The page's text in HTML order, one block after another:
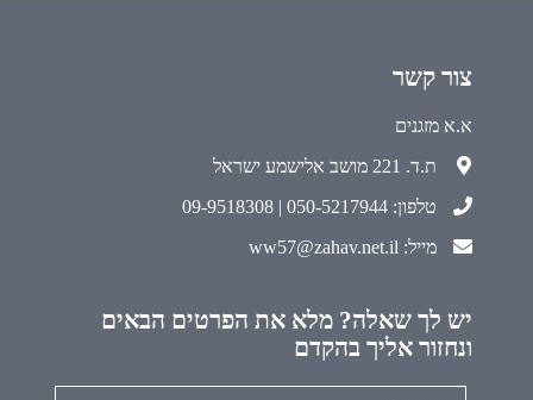
צור קשר
א.א מזגנים
ת.ד. 221 מושב אלישמע ישראל
טלפון: 050-5217944 | 09-9518308
מייל: ww57@zahav.net.il
יש לך שאלה? מלא את הפרטים הבאים
ונחזור אליך בהקדם